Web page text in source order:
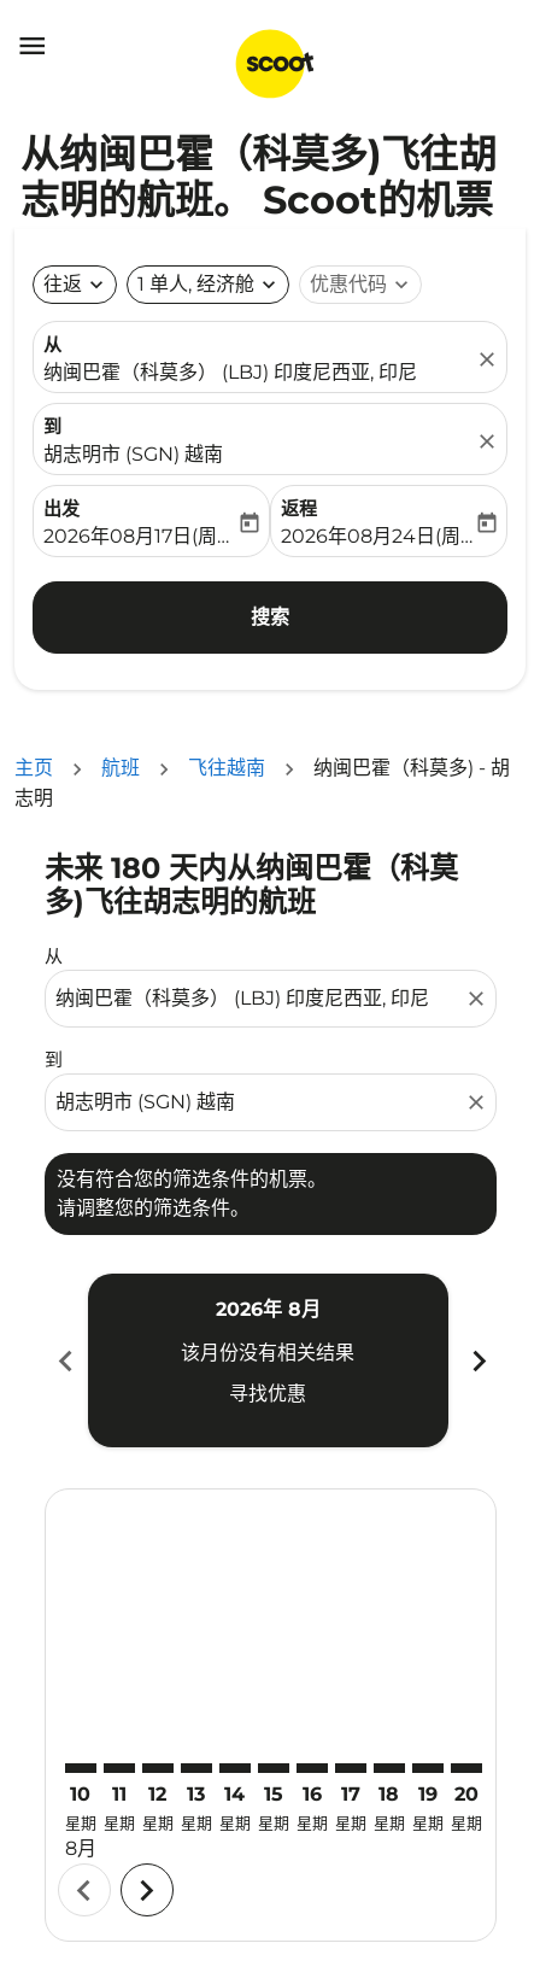

从纳闽巴霍（科莫多)飞往胡
志明的航班。 Scoot的机票
往返 expand_more 1 单人, 经济舱 expand_more 优惠代码 expand_more
从
纳闽巴霍（科莫多） (LBJ) 印度尼西亚, 印尼
close
到
胡志明市 (SGN) 越南
close
出发
fc-booking-departure-date-aria-label
2026年08月17日(周一)
today
返程
fc-booking-return-date-
2026年08月24日(周一)
today
搜索
主页 航班 飞往越南
纳闽巴霍（科莫多) - 胡
志明
未来 180 天内从纳闽巴霍（科莫
多)飞往胡志明的航班
从
close
到
close
没有符合您的筛选条件的机票。
请调整您的筛选条件。
没有符合您的筛选条件的机票。请调整您的筛选条件。
chevron_left
2026年 8月
该月份没有相关结果
寻找优惠
chevron_right
10
星期
8月
11
星期
12
星期
13
星期
14
星期
15
星期
16
星期
17
星期
18
星期
19
星期
20
星期
chevron_left chevron_right